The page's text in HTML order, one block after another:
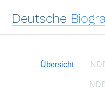
Deutsche
Übersicht